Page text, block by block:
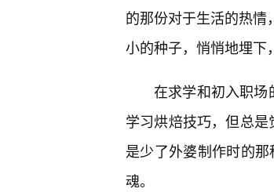
的那份对于生活的热情
小的种子，悄悄地埋下
在求学和初入职场
学习烘焙技巧，但总
是少了外婆制作时的
魂。